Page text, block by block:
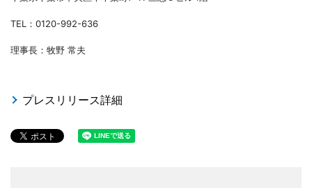
TEL：0120-992-636
理事長：牧野 常夫
プレスリリース詳細